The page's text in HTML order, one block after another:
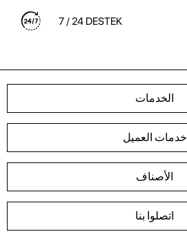
7 / 24 DESTEK
الخدمات
خدمات العميل
الأصناف
اتصلوا بنا